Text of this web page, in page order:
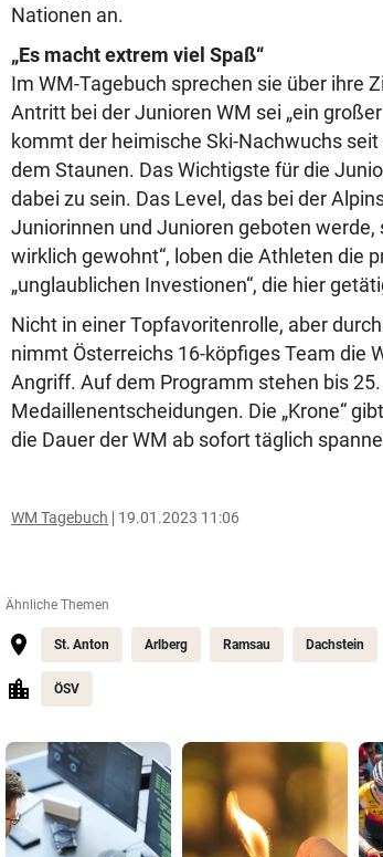
Nationen an.
„Es macht extrem viel Spaß“
Im WM-Tagebuch sprechen sie über ihre
Antritt bei der Junioren WM sei „ein
kommt der heimische Ski-Nachwuchs
dem Staunen. Das Wichtigste für die
dabei zu sein. Das Level, das bei der
Juniorinnen und Junioren geboten werde,
wirklich gewohnt“, loben die Athleten die
„unglaublichen Investionen“, die hier
Nicht in einer Topfavoritenrolle, aber
nimmt Österreichs 16-köpfiges Team die
Angriff. Auf dem Programm stehen bis
Medaillenentscheidungen. Die „Krone“
die Dauer der WM ab sofort täglich
WM Tagebuch 19.01.2023 11:06
Ähnliche Themen
St. Anton Arlberg Ramsau Dachstein
ÖSV